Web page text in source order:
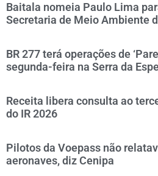
Baitala nomeia Paulo Lima
Secretaria de Meio Ambiente
BR 277 terá operações de
segunda-feira na Serra da
Receita libera consulta ao
do IR 2026
Pilotos da Voepass não
aeronaves, diz Cenipa